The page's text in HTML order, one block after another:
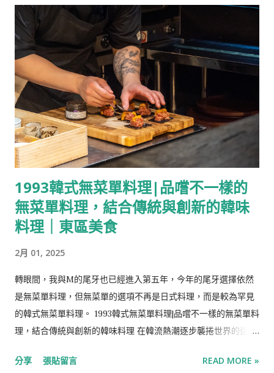
他們因此離...
鉄」與「隱覓」的雙強鼎立，到如今市場百花齊放，隱覓憑藉著
深厚的實力，始終穩坐「預約微困難店」的寶座。為了帶給賓客
極致的體驗，品牌堅持每一季更換菜單，並讓中壢兩家分店在同
季呈現截然不同的餐點組合，確保顧客即便在季中回訪，依然能
邂逅嶄新的驚喜與感動。 每一季換菜單，並在中壢的兩家店在同
一季提供不一樣的餐點組合，讓顧客在季中回訪時也能有不同的
驚喜。 【Info】 隱。覓鐵板燒 Chef's Table 地址： 慈惠店：桃
園市中壢區慈惠一街117號 元化店：桃園市中壢區元化路二段47
號 小巨蛋店：台北市松山區南京東路四段133巷4弄18號 營業時
間：周一-周日:11:30–13:30、17:30–21:30 電話： 慈惠店：0919-
226-959 元化店：0979-662-979 小巨蛋店：0918-609-989 訂
位： Inline 短評：在中壢想來一頓充滿儀式感的中高價位晚餐選
擇，稱不上傷荷包也不失面子。 松葉蟹肉最中餅 最中餅/松葉蟹
肉、洋蔥、蘋果，再佐香甜的沙拉醬與一點鮭魚卵，松葉蟹與鮭
魚卵的海味搭配蔬果的甘甜，清爽的味道很適合作為開席的第一
道菜。 最中餅是以糯米粉擀製成皮，透過模具烤出輪廓，是歷史
悠久的和菓子。傳統上是以紅豆餡為主的最中餅，隨著時代而有
新的應用，其酥脆的質地讓它轉身成為許多創意日本料理的基底
是它迷人的標誌。 馬賽海鮮濃湯 蘭花蚌/白蝦/海鮮濃湯 改良自
1993韓式無菜單料理|品嚐不一樣的
無菜單料理，結合傳統與創新的韓味
料理｜東區美食
2月 01, 2025
轉眼間，我與M的尾牙也已經進入第五年，今年的尾牙選擇依然
是無菜單料理，但無菜單的選項不再是日式料理，而是較為罕見
的韓式無菜單料理。 1993韓式無菜單料理|品嚐不一樣的無菜單料
理，結合傳統與創新的韓味料理 在韓流熱潮逐步襲捲世界的這十
潮，韓國美食隨著韓星與韓劇的文化輸出同樣遍地開花，韓式烤
分享 張貼留言 READ MORE »